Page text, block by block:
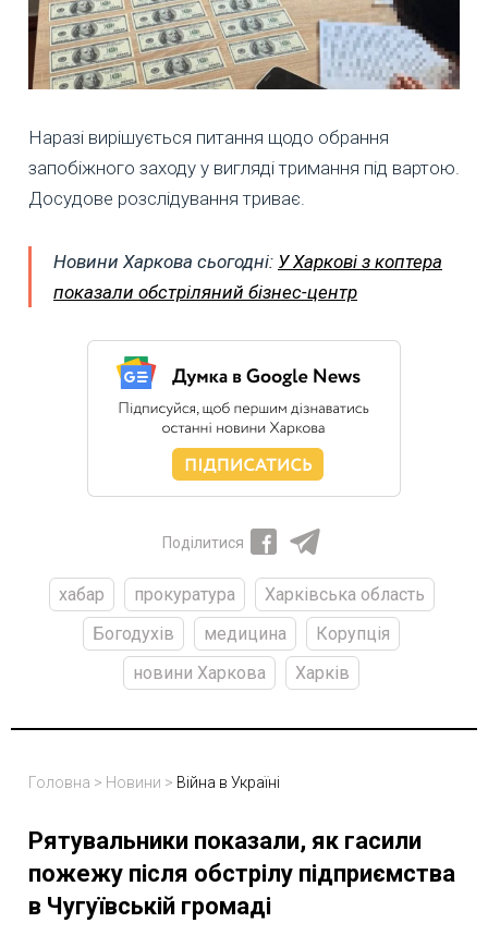
Наразі вирішується питання щодо обрання
запобіжного заходу у вигляді тримання під вартою.
Досудове розслідування триває.
Новини Харкова сьогодні: У Харкові з коптера
показали обстріляний бізнес-центр
Поділитися
хабар прокуратура
Харківська область
Богодухів
медицина
Корупція
новини Харкова
Харків
Головна > Новини > Війна в Україні
Рятувальники показали, як гасили
пожежу після обстрілу підприємства
в Чугуївській громаді